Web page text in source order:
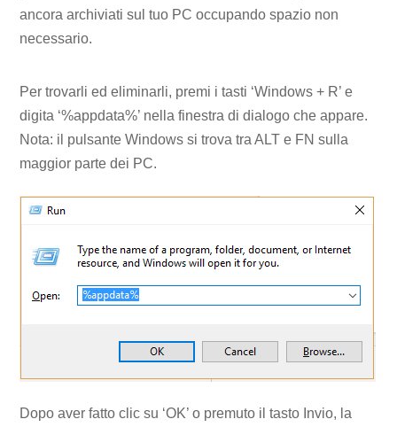
ancora archiviati sul tuo PC occupando spazio non
necessario.
Per trovarli ed eliminarli, premi i tasti ‘Windows + R’ e
digita ‘%appdata%’ nella finestra di dialogo che appare.
Nota: il pulsante Windows si trova tra ALT e FN sulla
maggior parte dei PC.
Dopo aver fatto clic su ‘OK’ o premuto il tasto Invio, la